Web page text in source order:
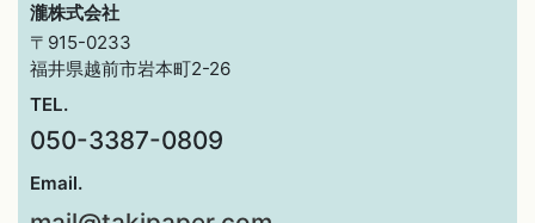
瀧株式会社
〒915-0233
福井県越前市岩本町2-26
TEL.
050-3387-0809
Email.